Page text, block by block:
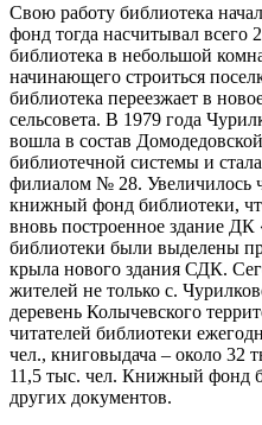
Свою работу библиотека
фонд тогда насчитывал всего
библиотека в небольшой
начинающего строиться
библиотека переезжает в
сельсовета. В 1979 года
вошла в состав
библиотечной системы и
филиалом № 28. Увеличилось
книжный фонд библиотеки,
вновь построенное здание
библиотеки были выделены
крыла нового здания СДК.
жителей не только с.
деревень Колычевского
читателей библиотеки
чел., книговыдача – около 32
11,5 тыс. чел. Книжный фонд
других документов.